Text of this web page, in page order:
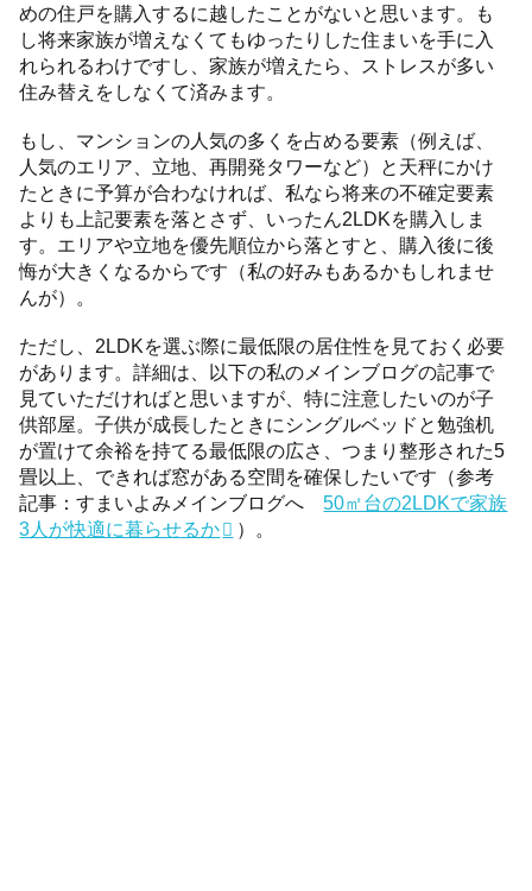
めの住戸を購入するに越したことがないと思います。も
し将来家族が増えなくてもゆったりした住まいを手に入
れられるわけですし、家族が増えたら、ストレスが多い
住み替えをしなくて済みます。
もし、マンションの人気の多くを占める要素（例えば、
人気のエリア、立地、再開発タワーなど）と天秤にかけ
たときに予算が合わなければ、私なら将来の不確定要素
よりも上記要素を落とさず、いったん2LDKを購入しま
す。エリアや立地を優先順位から落とすと、購入後に後
悔が大きくなるからです（私の好みもあるかもしれませ
んが）。
ただし、2LDKを選ぶ際に最低限の居住性を見ておく必要
があります。詳細は、以下の私のメインブログの記事で
見ていただければと思いますが、特に注意したいのが子
供部屋。子供が成長したときにシングルベッドと勉強机
が置けて余裕を持てる最低限の広さ、つまり整形された5
畳以上、できれば窓がある空間を確保したいです（参考
記事：すまいよみメインブログへ50㎡台の2LDKで家族
3人が快適に暮らせるか
）。